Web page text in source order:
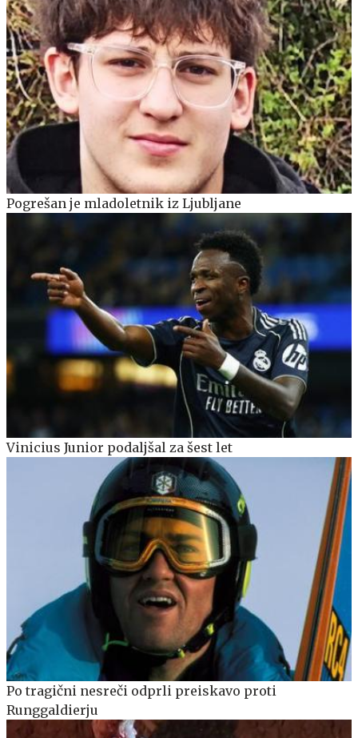
Pogrešan je mladoletnik iz Ljubljane
Vinicius Junior podaljšal za šest let
Po tragični nesreči odprli preiskavo proti
Runggaldierju